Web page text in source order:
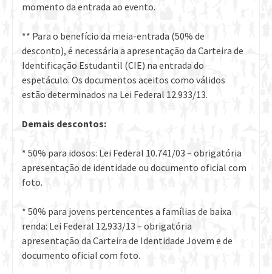
momento da entrada ao evento.
** Para o benefício da meia-entrada (50% de
desconto), é necessária a apresentação da Carteira de
Identificação Estudantil (CIE) na entrada do
espetáculo. Os documentos aceitos como válidos
estão determinados na Lei Federal 12.933/13.
Demais descontos:
* 50% para idosos: Lei Federal 10.741/03 – obrigatória
apresentação de identidade ou documento oficial com
foto.
* 50% para jovens pertencentes a famílias de baixa
renda: Lei Federal 12.933/13 – obrigatória
apresentação da Carteira de Identidade Jovem e de
documento oficial com foto.